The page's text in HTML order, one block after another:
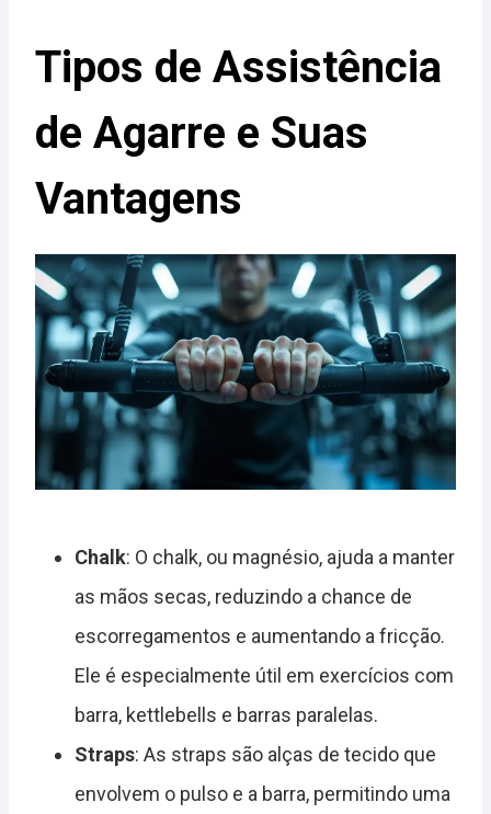
Tipos de Assistência
de Agarre e Suas
Vantagens
Chalk: O chalk, ou magnésio, ajuda a manter
as mãos secas, reduzindo a chance de
escorregamentos e aumentando a fricção.
Ele é especialmente útil em exercícios com
barra, kettlebells e barras paralelas.
Straps: As straps são alças de tecido que
envolvem o pulso e a barra, permitindo uma